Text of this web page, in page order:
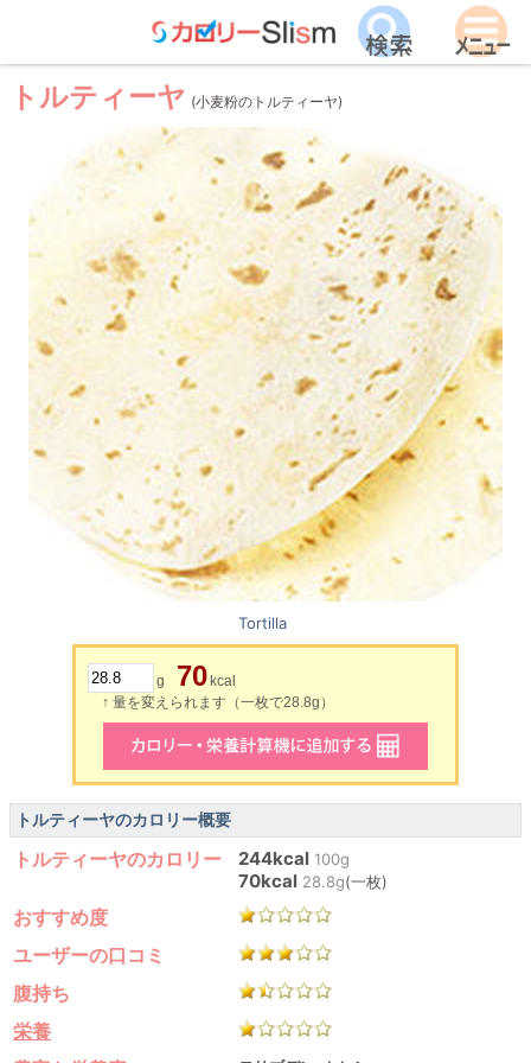
トルティーヤ (小麦粉のトルティーヤ)
Tortilla
g 70 kcal
↑ 量を変えられます（一枚で28.8g）
トルティーヤのカロリー概要
トルティーヤのカロリー 244kcal 100g
70kcal 28.8g(一枚)
おすすめ度
ユーザーの口コミ
腹持ち
栄養